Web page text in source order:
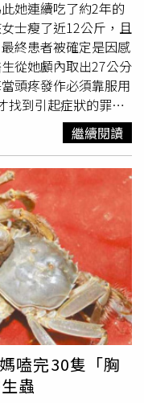
程度的病理性改變，
妻子回憶起兩個月前
先生帶著女兒去小溪
驚呼，陸先生趕緊跑
！陸先生的女兒指著
爸爸幫你報仇」，只
入肚。這時，醫生心
本送去進行寄生蟲檢
中，肝吸蟲、肺吸
確病因為生食螃蟹導致
生已經明顯好轉出院
嗜酸性粒細胞恢復正
觀察。
她連續吃了約2年的
士瘦了近12公斤，且
終患者被確定是因感
從她顱內取出27公分
頭疼發作必須靠服用
找到引起症狀的罪魁
取出27公分長裂頭
學名為曼氏裂頭絛蟲，
蚴。偶然寄生人體，
刺激引起中、上腹不
蚴寄生人體可引起曼
性因裂頭蚴 移行和寄
長大，有直接飲用生
蚴感染。生水看似清
、病毒和寄生蟲，將
，避免喝生水或食用
繼續閱讀
嗑完30隻「胸
蟲